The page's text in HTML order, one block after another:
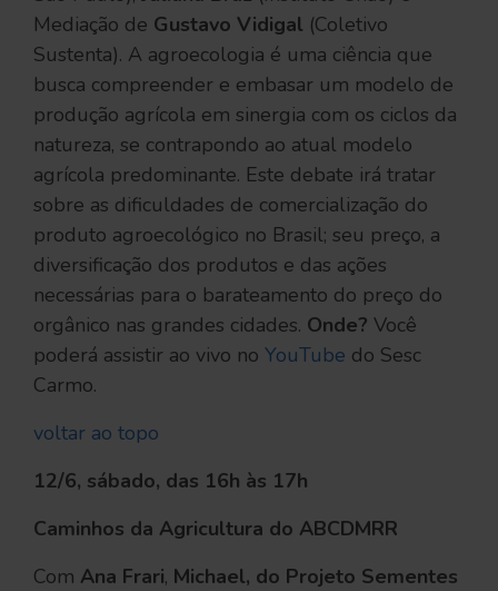
Mediação de Gustavo Vidigal (Coletivo
Sustenta). A agroecologia é uma ciência que
busca compreender e embasar um modelo de
produção agrícola em sinergia com os ciclos da
natureza, se contrapondo ao atual modelo
agrícola predominante. Este debate irá tratar
sobre as dificuldades de comercialização do
produto agroecológico no Brasil; seu preço, a
diversificação dos produtos e das ações
necessárias para o barateamento do preço do
orgânico nas grandes cidades. Onde? Você
poderá assistir ao vivo no YouTube do Sesc
Carmo.
voltar ao topo
12/6, sábado, das 16h às 17h
Caminhos da Agricultura do ABCDMRR
Com Ana Frari, Michael, do Projeto Sementes